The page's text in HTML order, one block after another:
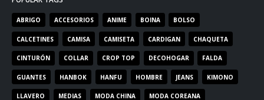
ABRIGO ACCESORIOS ANIME BOINA BOLSO
CALCETINES CAMISA CAMISETA CARDIGAN CHAQUETA
CINTURÓN COLLAR CROP TOP DECOHOGAR FALDA
GUANTES HANBOK HANFU HOMBRE JEANS KIMONO
LLAVERO MEDIAS MODA CHINA MODA COREANA